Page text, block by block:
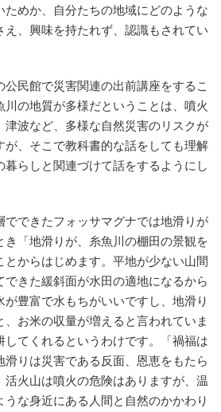
めか、自分たちの地域にどのような
え、興味を持たれず、認識もされてい
公民館で災害関連の出前講座をするこ
川の地質が多様だということは、噴火
津波など、多様な自然災害のリスクが
が、そこで教科書的な話をしても理解
暮らしと関連づけて話をするようにし
できたフォッサマグナでは地滑りが
き「地滑りが、糸魚川の棚田の景観を
からはじめます。平地が少ない山間
きた緩斜面が水田の適地になるから
豊富で水もちがいいですし、地滑り
お米の収量が増えると言われていま
てくれるというわけです。「禍福は
りは災害である反面、恩恵をもたら
火山は噴火の危険はありますが、温
な身近にある人間と自然のかかわり